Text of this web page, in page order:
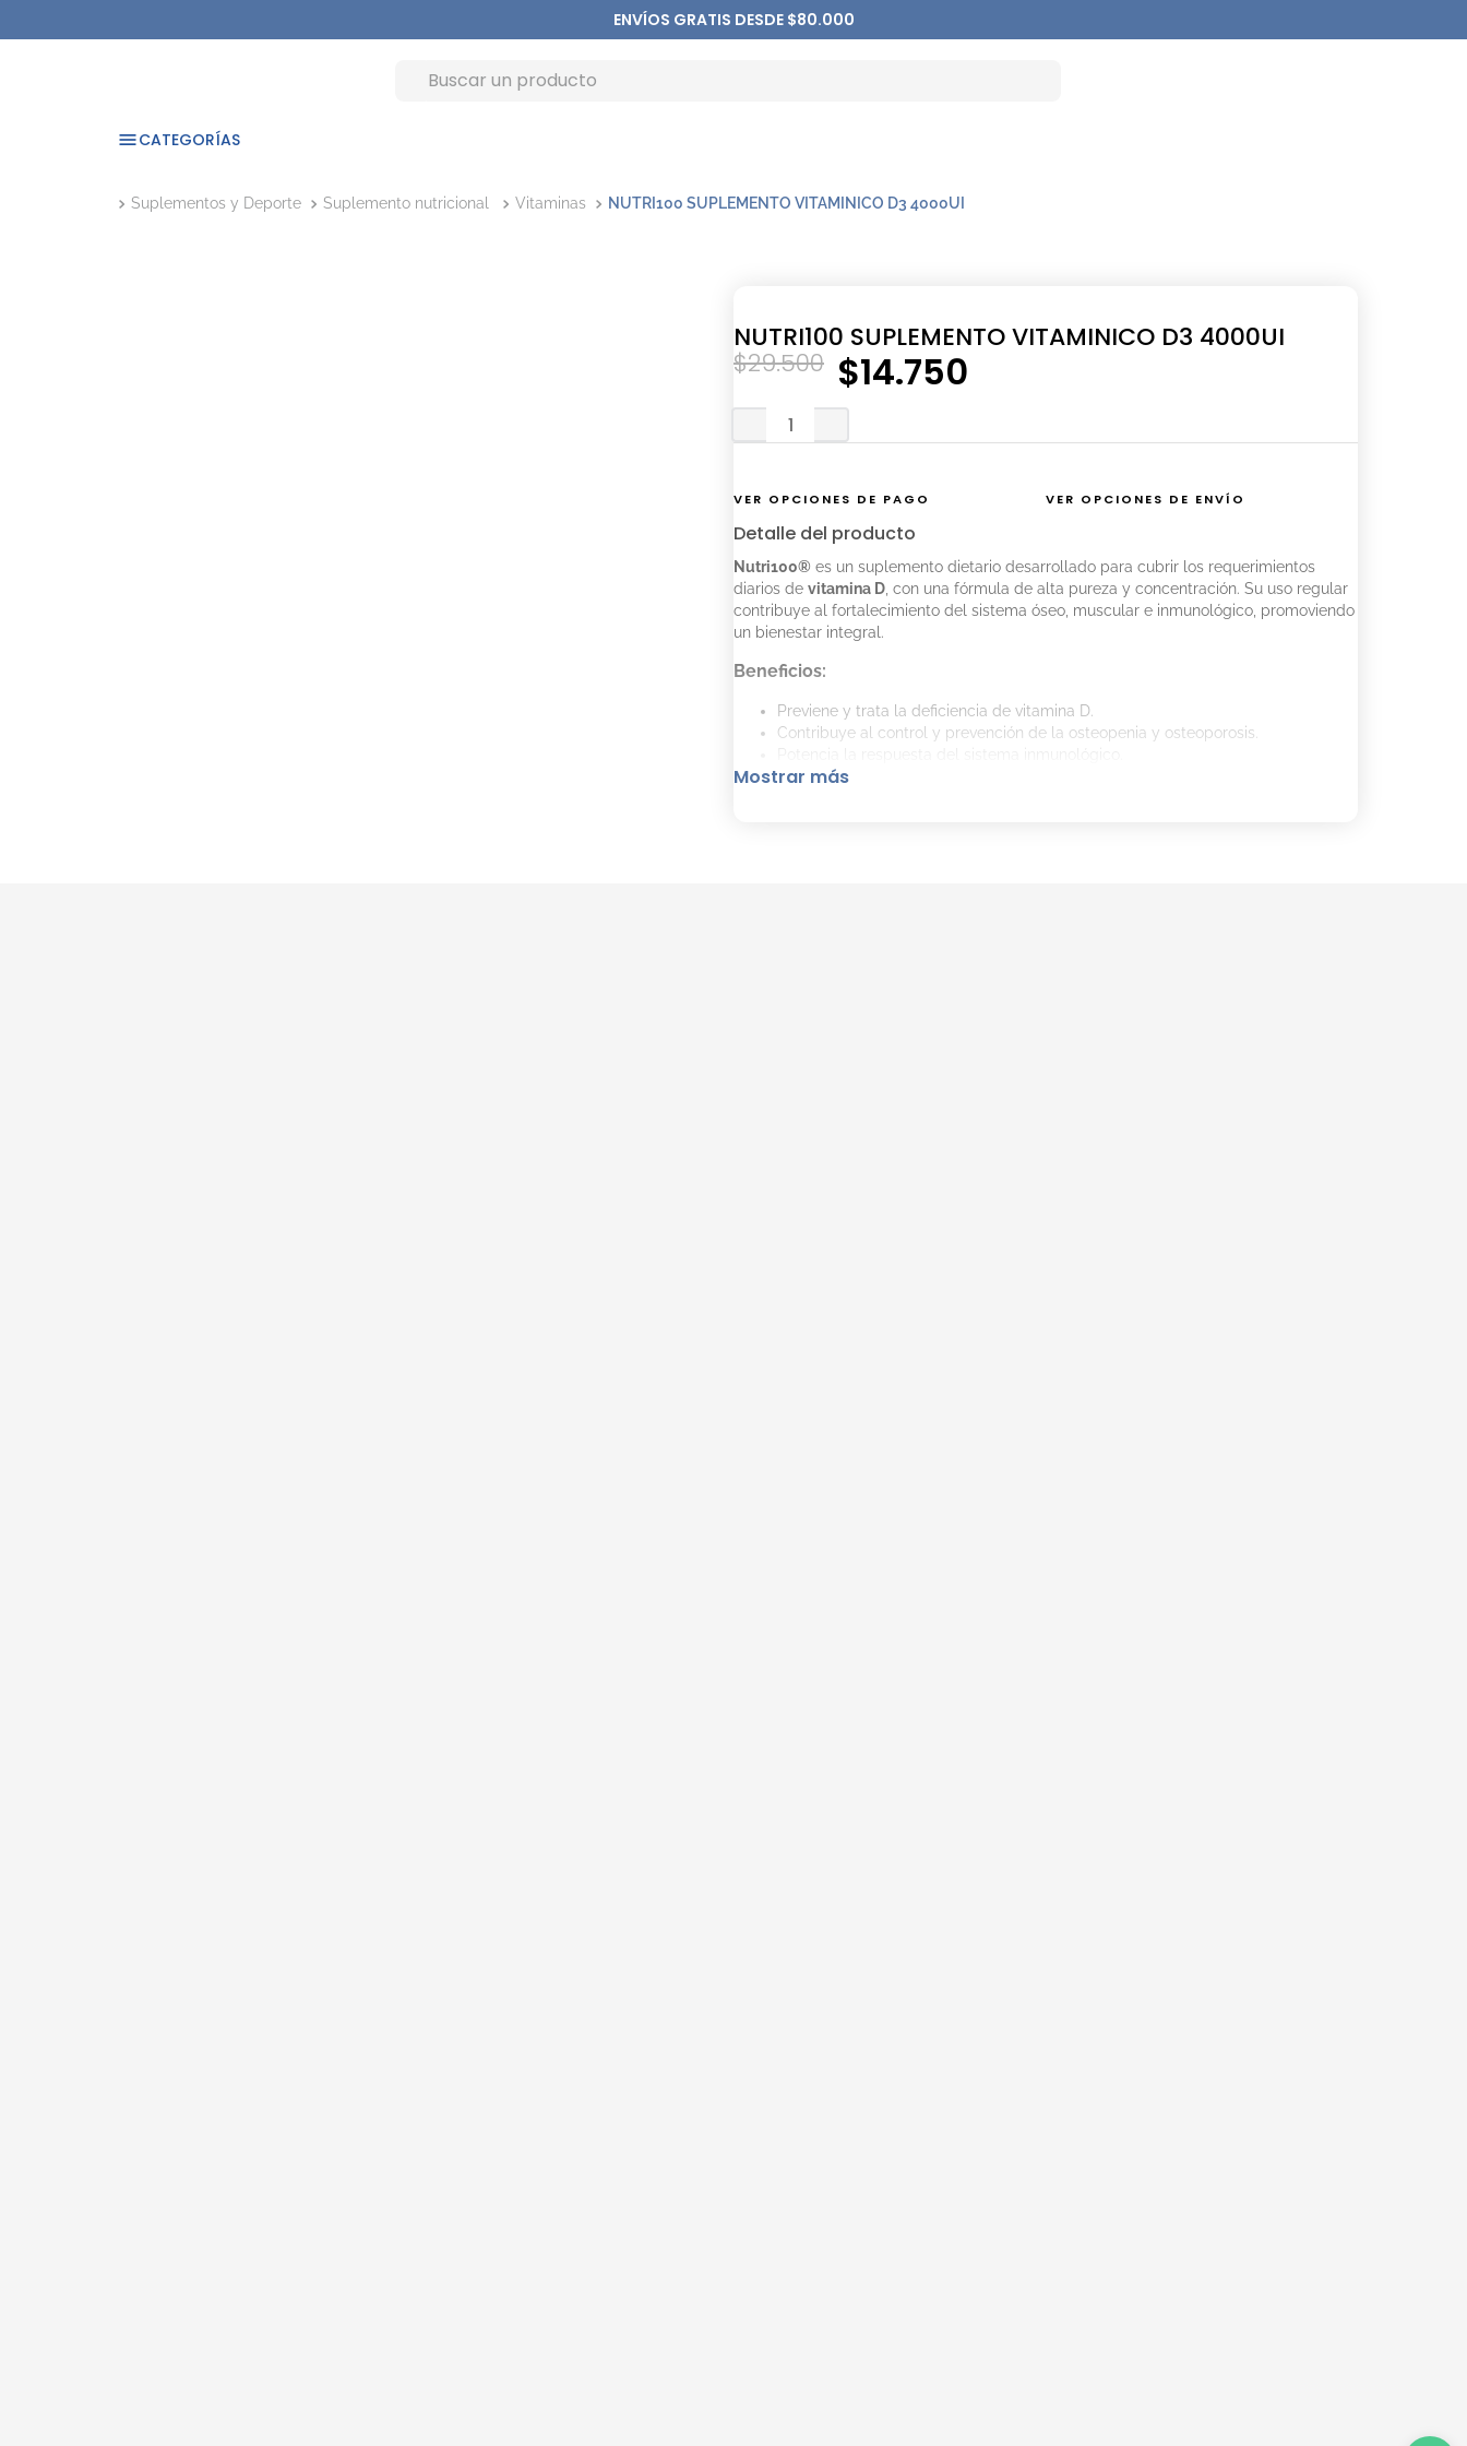
ENVÍOS GRATIS DESDE $80.000
CATEGORÍAS
Suplementos y Deporte Suplemento nutricional Vitaminas NUTRI100 SUPLEMENTO VITAMINICO D3 4000UI
NUTRI100 SUPLEMENTO VITAMINICO D3 4000UI
$29.500 $14.750
VER OPCIONES DE PAGO VER OPCIONES DE ENVÍO
Detalle del producto
Nutri100® es un suplemento dietario desarrollado para cubrir los requerimientos
diarios de vitamina D , con una fórmula de alta pureza y concentración. Su uso regular
contribuye al fortalecimiento del sistema óseo, muscular e inmunológico, promoviendo
un bienestar integral.
Beneficios:
Previene y trata la deficiencia de vitamina D.
Contribuye al control y prevención de la osteopenia y osteoporosis.
Ayuda a proteger contra los efectos del envejecimiento celular.
Mostrar más